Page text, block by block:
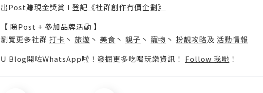
出Post賺現金獎賞 l 登記《社群創作有價企劃》
【 睇Post + 參加品牌活動 】
瀏覽更多社群 打卡 丶 旅遊 丶 美食 丶 親子 丶 寵物 丶 扮靚攻略及 活動情報
U Blog開咗WhatsApp啦！發掘更多吃喝玩樂資訊！ Follow 我哋 ！